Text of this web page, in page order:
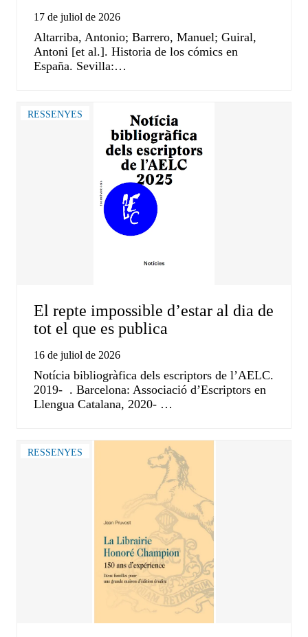
17 de juliol de 2026
Altarriba, Antonio; Barrero, Manuel; Guiral,
Antoni [et al.]. Historia de los cómics en
España. Sevilla:…
RESSENYES
El repte impossible d’estar al dia de
tot el que es publica
16 de juliol de 2026
Notícia bibliogràfica dels escriptors de l’AELC.
2019- . Barcelona: Associació d’Escriptors en
Llengua Catalana, 2020- …
RESSENYES